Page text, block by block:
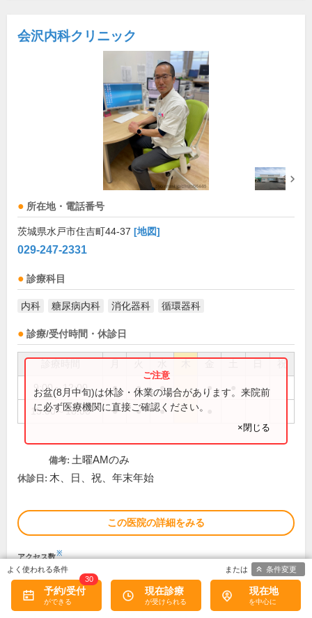
会沢内科クリニック
所在地・電話番号
茨城県水戸市住吉町44-37 [地図]
029-247-2331
診療科目
内科 糖尿病内科 消化器科 循環器科
診療/受付時間・休診日
祝
9:00～12:00 ● ● ● ●
15:00～18:00 ● ● ●
お盆(8月中旬)は休診・休業の場合があります。来院前
に必ず医療機関に直接ご確認ください。
×閉じる
備考: 土曜AMのみ
休診日: 木、日、祝、年末年始
この医院の詳細をみる
アクセス数※
予約/受付
30
現在診療 現在地
条件変更